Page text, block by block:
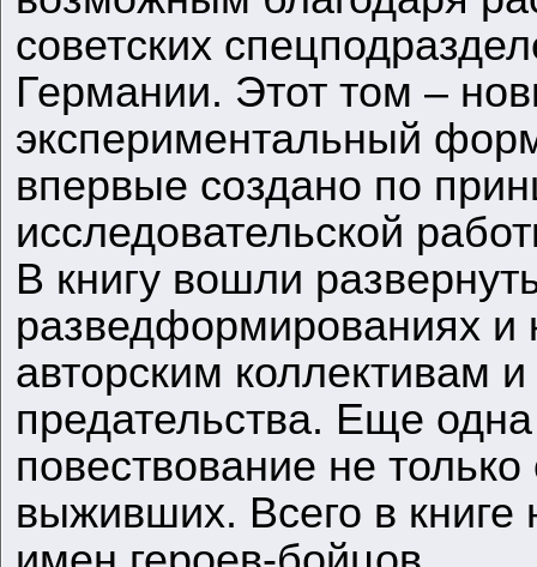
советских
Германии. Этот том –
экспериментальный
впервые создано по
исследовательской
В книгу вошли
разведформированиях и
авторским коллективам
предательства. Еще
повествование не
выживших. Всего в